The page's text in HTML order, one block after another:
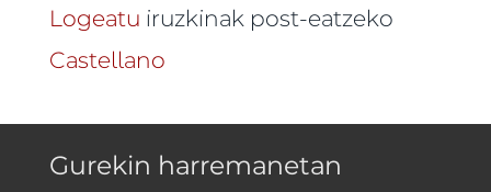
Logeatu iruzkinak post-eatzeko
Castellano
Gurekin harremanetan